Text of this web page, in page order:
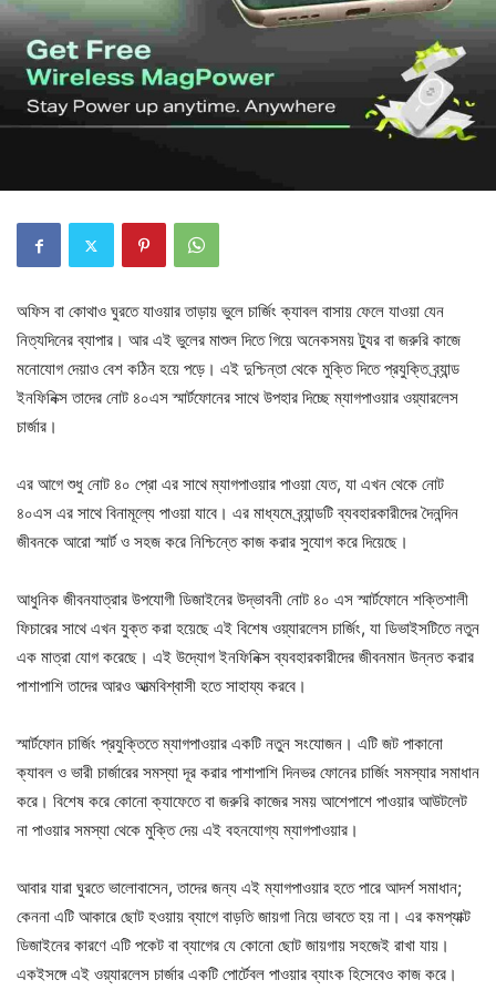
অফিস বা কোথাও ঘুরতে যাওয়ার তাড়ায় ভুলে চার্জিং ক্যাবল বাসায় ফেলে যাওয়া যেন
নিত্যদিনের ব্যাপার। আর এই ভুলের মাশুল দিতে গিয়ে অনেকসময় ট্যুর বা জরুরি কাজে
মনোযোগ দেয়াও বেশ কঠিন হয়ে পড়ে। এই দুশ্চিন্তা থেকে মুক্তি দিতে প্রযুক্তি ব্র্যান্ড
ইনফিনিক্স তাদের নোট ৪০এস স্মার্টফোনের সাথে উপহার দিচ্ছে ম্যাগপাওয়ার ওয়্যারলেস
চার্জার।
এর আগে শুধু নোট ৪০ প্রো এর সাথে ম্যাগপাওয়ার পাওয়া যেত, যা এখন থেকে নোট
৪০এস এর সাথে বিনামূল্যে পাওয়া যাবে। এর মাধ্যমে ব্র্যান্ডটি ব্যবহারকারীদের দৈনন্দিন
জীবনকে আরো স্মার্ট ও সহজ করে নিশ্চিন্তে কাজ করার সুযোগ করে দিয়েছে।
আধুনিক জীবনযাত্রার উপযোগী ডিজাইনের উদ্ভাবনী নোট ৪০ এস স্মার্টফোনে শক্তিশালী
ফিচারের সাথে এখন যুক্ত করা হয়েছে এই বিশেষ ওয়্যারলেস চার্জিং, যা ডিভাইসটিতে নতুন
এক মাত্রা যোগ করেছে। এই উদ্যোগ ইনফিনিক্স ব্যবহারকারীদের জীবনমান উন্নত করার
পাশাপাশি তাদের আরও আত্মবিশ্বাসী হতে সাহায্য করবে।
স্মার্টফোন চার্জিং প্রযুক্তিতে ম্যাগপাওয়ার একটি নতুন সংযোজন। এটি জট পাকানো
ক্যাবল ও ভারী চার্জারের সমস্যা দূর করার পাশাপাশি দিনভর ফোনের চার্জিং সমস্যার সমাধান
করে। বিশেষ করে কোনো ক্যাফেতে বা জরুরি কাজের সময় আশেপাশে পাওয়ার আউটলেট
না পাওয়ার সমস্যা থেকে মুক্তি দেয় এই বহনযোগ্য ম্যাগপাওয়ার।
আবার যারা ঘুরতে ভালোবাসেন, তাদের জন্য এই ম্যাগপাওয়ার হতে পারে আদর্শ সমাধান;
কেননা এটি আকারে ছোট হওয়ায় ব্যাগে বাড়তি জায়গা নিয়ে ভাবতে হয় না। এর কমপ্যাক্ট
ডিজাইনের কারণে এটি পকেট বা ব্যাগের যে কোনো ছোট জায়গায় সহজেই রাখা যায়।
একইসঙ্গে এই ওয়্যারলেস চার্জার একটি পোর্টেবল পাওয়ার ব্যাংক হিসেবেও কাজ করে।